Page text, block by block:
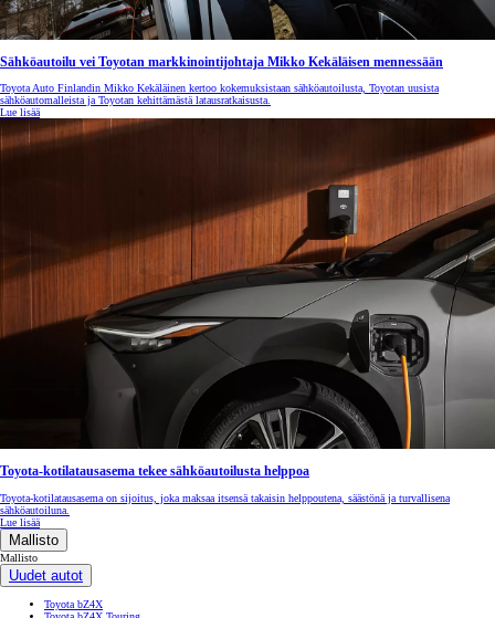
Sähköautoilu vei Toyotan markkinointijohtaja Mikko Kekäläisen mennessään
Toyota Auto Finlandin Mikko Kekäläinen kertoo kokemuksistaan sähköautoilusta, Toyotan uusista
sähköautomalleista ja Toyotan kehittämästä latausratkaisusta.
Lue lisää
Toyota-kotilatausasema tekee sähköautoilusta helppoa
Toyota-kotilatausasema on sijoitus, joka maksaa itsensä takaisin helppoutena, säästönä ja turvallisena
sähköautoiluna.
Lue lisää
Mallisto
Mallisto
Uudet autot
Toyota bZ4X